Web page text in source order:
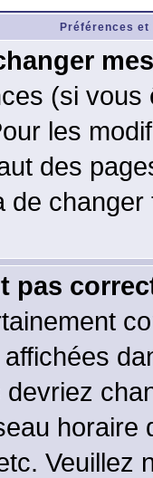
Préférences
(si
les
des
de
pas
Veuillez